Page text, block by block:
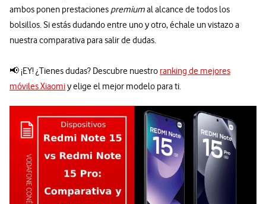
ambos ponen prestaciones premiumal alcance de todos los
bolsillos. Si estás dudando entre uno y otro, échale un vistazo a
nuestra comparativa para salir de dudas.
📢 ¡EY! ¿Tienes dudas? Descubre nuestro ranking de mejores
móviles Xiaomiy elige el mejor modelo para ti.